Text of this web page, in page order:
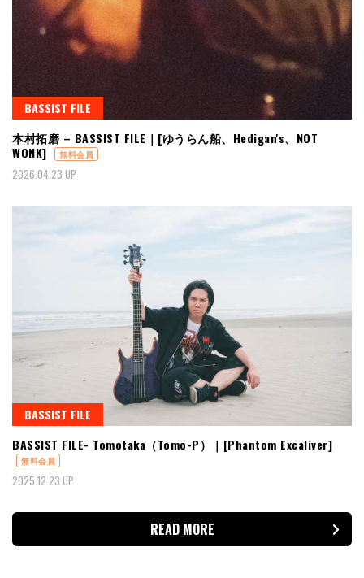
BASSIST FILE
本村拓磨 – BASSIST FILE｜[ゆうらん船、Hedigan's、NOT
WONK]
無料会員
2026.04.23 UP
BASSIST FILE
BASSIST FILE- Tomotaka（Tomo-P）｜[Phantom Excaliver]
無料会員
2025.12.23 UP
READ MORE